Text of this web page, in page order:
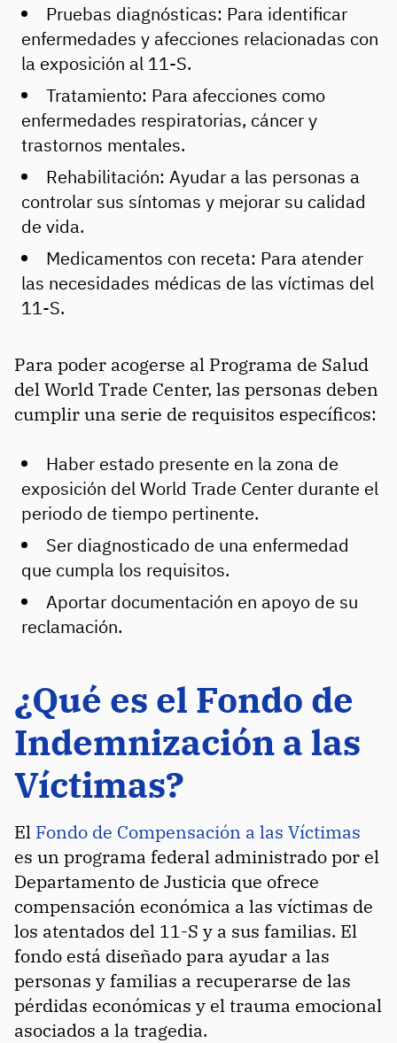
Pruebas diagnósticas: Para identificar
enfermedades y afecciones relacionadas con
la exposición al 11-S.
Tratamiento: Para afecciones como
enfermedades respiratorias, cáncer y
trastornos mentales.
Rehabilitación: Ayudar a las personas a
controlar sus síntomas y mejorar su calidad
de vida.
Medicamentos con receta: Para atender
las necesidades médicas de las víctimas del
11-S.
Para poder acogerse al Programa de Salud
del World Trade Center, las personas deben
cumplir una serie de requisitos específicos:
Haber estado presente en la zona de
exposición del World Trade Center durante el
periodo de tiempo pertinente.
Ser diagnosticado de una enfermedad
que cumpla los requisitos.
Aportar documentación en apoyo de su
reclamación.
¿Qué es el Fondo de
Indemnización a las
Víctimas?
El Fondo de Compensación a las Víctimas
es un programa federal administrado por el
Departamento de Justicia que ofrece
compensación económica a las víctimas de
los atentados del 11-S y a sus familias. El
fondo está diseñado para ayudar a las
personas y familias a recuperarse de las
pérdidas económicas y el trauma emocional
asociados a la tragedia.